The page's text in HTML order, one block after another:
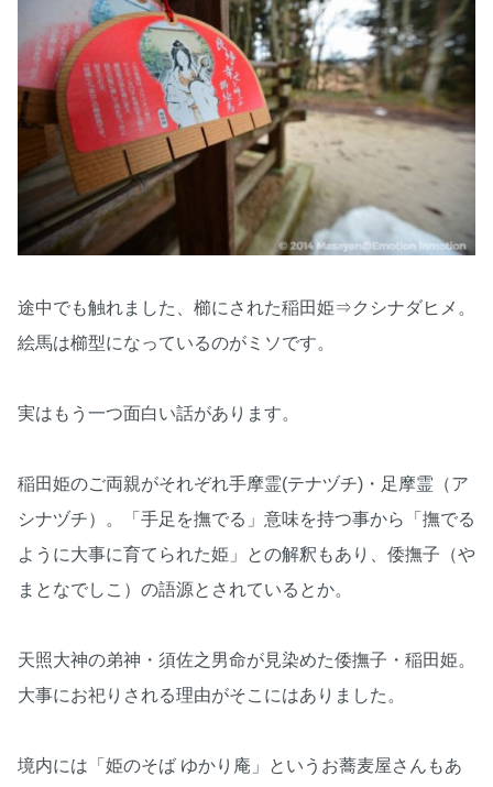
途中でも触れました、櫛にされた稲田姫⇒クシナダヒメ。
絵馬は櫛型になっているのがミソです。
実はもう一つ面白い話があります。
稲田姫のご両親がそれぞれ手摩霊(テナヅチ)・足摩霊（ア
シナヅチ）。「手足を撫でる」意味を持つ事から「撫でる
ように大事に育てられた姫」との解釈もあり、倭撫子（や
まとなでしこ）の語源とされているとか。
天照大神の弟神・須佐之男命が見染めた倭撫子・稲田姫。
大事にお祀りされる理由がそこにはありました。
境内には「姫のそば ゆかり庵」というお蕎麦屋さんもあ